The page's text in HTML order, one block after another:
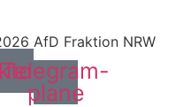
AfD Fraktion NRW
Telegram-
plane